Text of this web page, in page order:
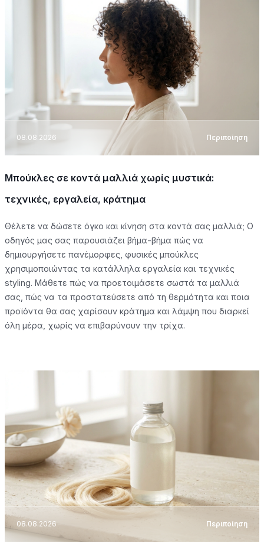
08.08.2026 Περιποίηση
Μπούκλες σε κοντά μαλλιά χωρίς μυστικά:
τεχνικές, εργαλεία, κράτημα
Θέλετε να δώσετε όγκο και κίνηση στα κοντά σας μαλλιά; Ο
οδηγός μας σας παρουσιάζει βήμα-βήμα πώς να
δημιουργήσετε πανέμορφες, φυσικές μπούκλες
χρησιμοποιώντας τα κατάλληλα εργαλεία και τεχνικές
styling. Μάθετε πώς να προετοιμάσετε σωστά τα μαλλιά
σας, πώς να τα προστατεύσετε από τη θερμότητα και ποια
προϊόντα θα σας χαρίσουν κράτημα και λάμψη που διαρκεί
όλη μέρα, χωρίς να επιβαρύνουν την τρίχα.
08.08.2026 Περιποίηση